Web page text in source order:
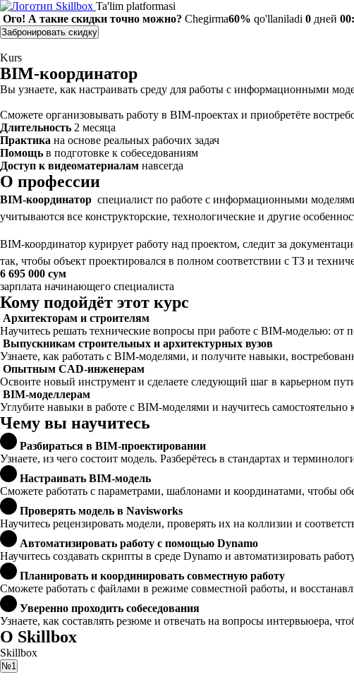
Ta'lim platformasi
Ого! А такие скидки точно можно? Chegirma60% qo'llaniladi 0 дней
Забронировать скидку
Kurs
BIM-координатор
Вы узнаете, как настраивать среду для работы с информационными
Сможете организовывать работу в BIM-проектах и приобретёте
Длительность 2 месяца
Практика на основе реальных рабочих задач
Помощь в подготовке к собеседованиям
Доступ к видеоматериалам навсегда
О профессии
BIM-координатор  специалист по работе с информационными
учитываются все конструкторские, технологические и другие
BIM-координатор курирует работу над проектом, следит за
так, чтобы объект проектировался в полном соответствии с ТЗ и
6 695 000 сум
зарплата начинающего специалиста
Кому подойдёт этот курс
Архитекторам и строителям
Научитесь решать технические вопросы при работе с BIM-моделью: от
Выпускникам строительных и архитектурных вузов
Узнаете, как работать с BIM-моделями, и получите навыки,
Опытным CAD-инженерам
Освоите новый инструмент и сделаете следующий шаг в карьерном
BIM-моделлерам
Углубите навыки в работе с BIM-моделями и научитесь
Чему вы научитесь
Разбираться в BIM-проектировании
Узнаете, из чего состоит модель. Разберётесь в стандартах и
Настраивать BIM-модель
Сможете работать с параметрами, шаблонами и координатами, чтобы
Проверять модель в Navisworks
Научитесь рецензировать модели, проверять их на коллизии и
Автоматизировать работу с помощью Dynamo
Научитесь создавать скрипты в среде Dynamo и автоматизировать
Планировать и координировать совместную работу
Сможете работать с файлами в режиме совместной работы, и
Уверенно проходить собеседования
Узнаете, как составлять резюме и отвечать на вопросы интервьюера,
О Skillbox
Skillbox
№1